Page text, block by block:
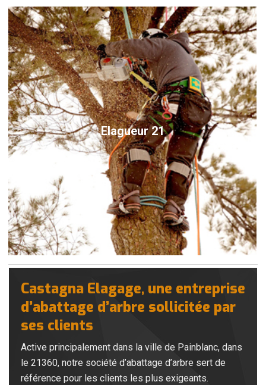
Elagueur 21
Castagna Elagage, une entreprise
d’abattage d’arbre sollicitée par
ses clients
Active principalement dans la ville de Painblanc, dans
le 21360, notre société d’abattage d’arbre sert de
référence pour les clients les plus exigeants.